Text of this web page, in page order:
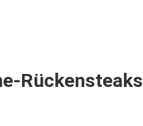
Rückensteaks